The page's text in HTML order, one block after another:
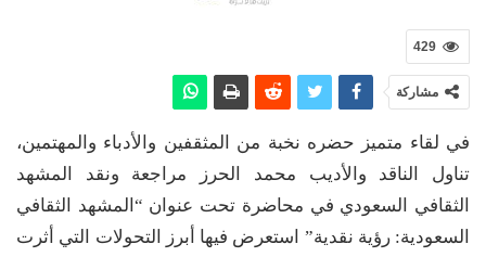
429
مشاركة
في لقاء متميز حضره نخبة من المثقفين والأدباء والمهتمين،
تناول الناقد والأديب محمد الحرز مراجعة ونقد المشهد
الثقافي السعودي في محاضرة تحت عنوان “المشهد الثقافي
السعودية: رؤية نقدية” استعرض فيها أبرز التحولات التي أثرت